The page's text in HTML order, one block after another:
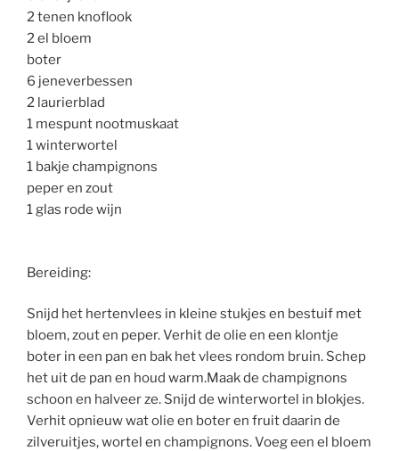
2 tenen knoflook
2 el bloem
boter
6 jeneverbessen
2 laurierblad
1 mespunt nootmuskaat
1 winterwortel
1 bakje champignons
peper en zout
1 glas rode wijn
Bereiding:
Snijd het hertenvlees in kleine stukjes en bestuif met
bloem, zout en peper. Verhit de olie en een klontje
boter in een pan en bak het vlees rondom bruin. Schep
het uit de pan en houd warm.Maak de champignons
schoon en halveer ze. Snijd de winterwortel in blokjes.
Verhit opnieuw wat olie en boter en fruit daarin de
zilveruitjes, wortel en champignons. Voeg een el bloem